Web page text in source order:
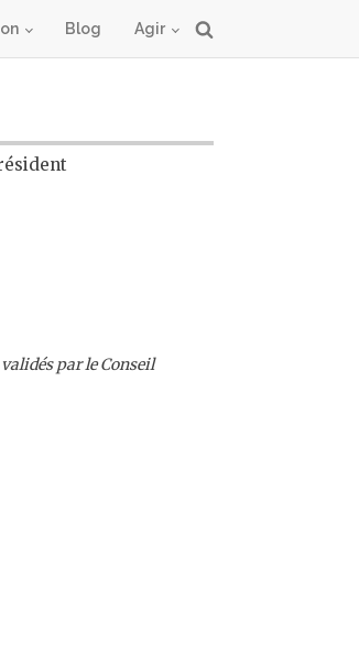
Blog Agir
par le Conseil